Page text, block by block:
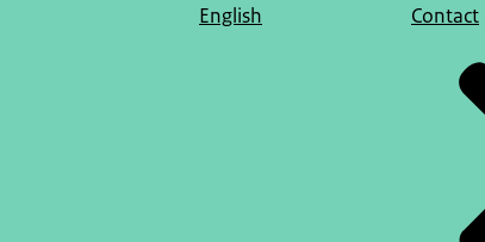
English Contact